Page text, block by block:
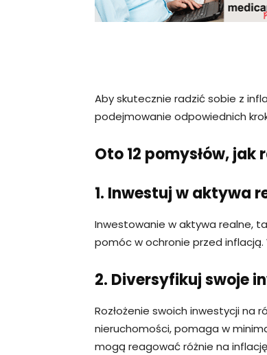
Aby skutecznie radzić sobie z
podejmowanie odpowiednich
Oto 12 pomysłów,
1. Inwestuj w aktywa
Inwestowanie w aktywa realne,
pomóc w ochronie przed
2. Diversyfikuj swoje
Rozłożenie swoich inwestycji na
nieruchomości, pomaga w
mogą reagować różnie na